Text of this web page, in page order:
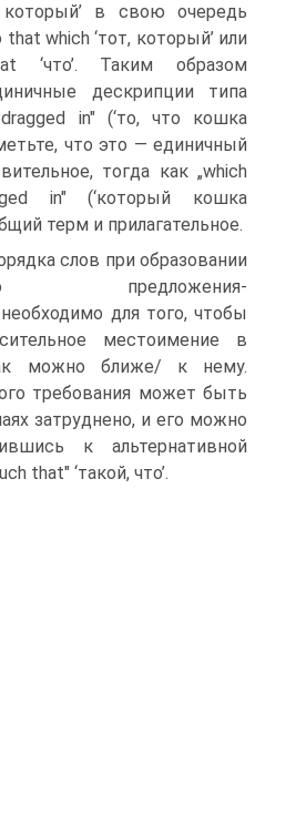
который’ в свою очередь
which ‘тот, который’ или
‘что’. Таким образом
дескрипции типа
in" (‘то, что кошка
что это — единичный
тогда как „which
in" (‘который кошка
терм и прилага­тельное.
слов при образовании
предложения-
для того, чтобы
местоимение в
можно ближе/ к нему.
требования может быть
затруднено, и его можно
к альтерна­тивной
that" ‘такой, что’.